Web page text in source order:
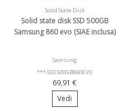
Solid State Disk
Solid state disk SSD 500GB
Samsung 860 evo (SIAE inclusa)
Samsung
***-SSD500GB860EVO
69,91 €
Vedi